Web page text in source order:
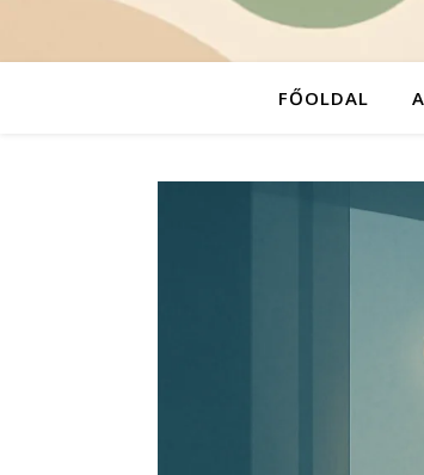
FŐOLDAL